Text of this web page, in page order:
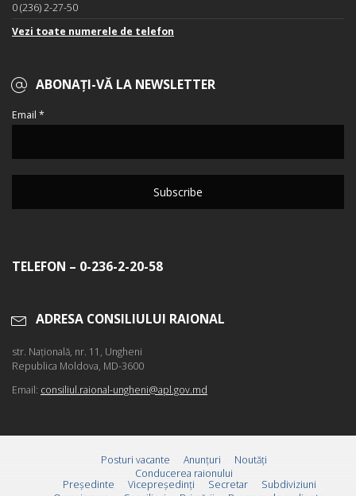
0 (236) 2-27-50
Vezi toate numerele de telefon
ABONAȚI-VĂ LA NEWSLETTER
Email *
TELEFON – 0-236-2-20-58
ADRESA CONSILIULUI RAIONAL
str. Naţională, nr. 11, Ungheni
Republica Moldova, MD-3600
Email: consiliul.raional-ungheni@apl.gov.md
Posturi vacante Anunțuri
Noutăți
Conducerea raionului
Preşedinte
Vicepreşedinţi Secretar
Subdiviziuni